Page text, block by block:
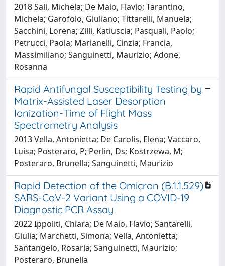
2018 Sali, Michela; De Maio, Flavio; Tarantino,
Michela; Garofolo, Giuliano; Tittarelli, Manuela;
Sacchini, Lorena; Zilli, Katiuscia; Pasquali, Paolo;
Petrucci, Paola; Marianelli, Cinzia; Francia,
Massimiliano; Sanguinetti, Maurizio; Adone,
Rosanna
Rapid Antifungal Susceptibility Testing by
Matrix-Assisted Laser Desorption
Ionization-Time of Flight Mass
Spectrometry Analysis
2013 Vella, Antonietta; De Carolis, Elena; Vaccaro,
Luisa; Posteraro, P; Perlin, Ds; Kostrzewa, M;
Posteraro, Brunella; Sanguinetti, Maurizio
Rapid Detection of the Omicron (B.1.1.529)
SARS-CoV-2 Variant Using a COVID-19
Diagnostic PCR Assay
2022 Ippoliti, Chiara; De Maio, Flavio; Santarelli,
Giulia; Marchetti, Simona; Vella, Antonietta;
Santangelo, Rosaria; Sanguinetti, Maurizio;
Posteraro, Brunella